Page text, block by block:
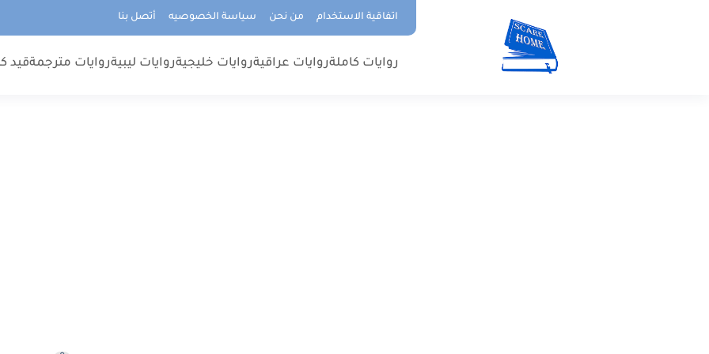
اتفاقية الاستخدام من نحن سياسة الخصوصيه أتصل بنا
روايات كاملةروايات عراقيةروايات خليجيةروايات ليبيةروايات مترجمةقيد